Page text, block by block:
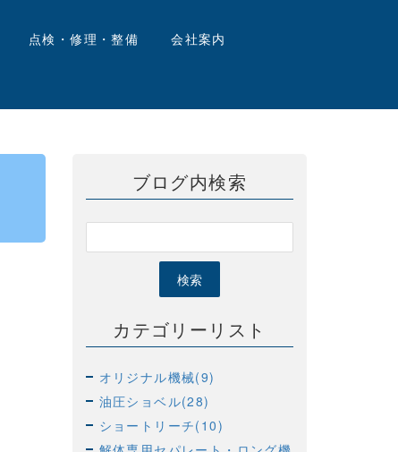
点検・修理・整備
会社案内
ブログ内検索
カテゴリーリスト
オリジナル機械(9)
油圧ショベル(28)
ショートリーチ(10)